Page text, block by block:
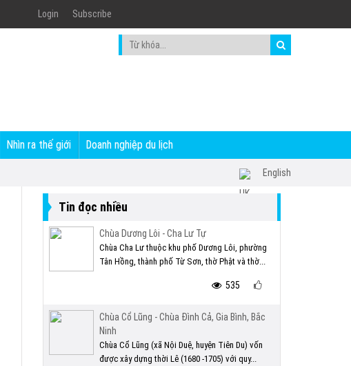
Login Subscribe
Nhìn ra thế giới Doanh nghiệp du lịch
English
Tin đọc nhiều
Chùa Dương Lôi - Cha Lư Tự
Chùa Cha Lư thuộc khu phố Dương Lôi, phường
Tân Hồng, thành phố Từ Sơn, thờ Phật và thờ...
535
Chùa Cổ Lũng - Chùa Đình Cả, Gia Bình, Bắc
Ninh
Chùa Cổ Lũng (xã Nội Duệ, huyện Tiên Du) vốn
được xây dựng thời Lê (1680 -1705) với quy...